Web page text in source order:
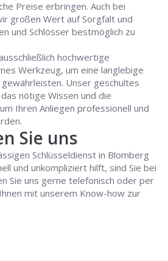
Preise erbringen. Auch bei
großen Wert auf Sorgfalt und
und Schlösser bestmöglich zu
hochwertige
Werkzeug, um eine langlebige
Unser geschultes
nötige Wissen und die
Ihren Anliegen professionell und
Sie uns
Schlüsseldienst in Blomberg
und unkompliziert hilft, sind Sie bei
Sie uns gerne telefonisch oder per
mit unserem Know-how zur